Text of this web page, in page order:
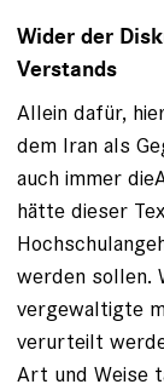
Wider der
Verstands
Allein dafür,
dem Iran als
auch immer
hätte dieser
werden sollen.
vergewaltigte
verurteilt
Art und Weise